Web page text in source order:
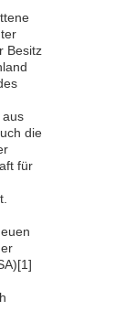
Besitz
aus
die
für